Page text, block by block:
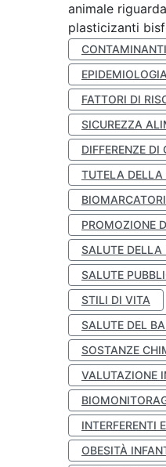
animale
plasticizanti
EPIDEMIOLOGIA
FATTORI DI
SICUREZZA
DIFFERENZE DI
TUTELA DELLA
BIOMARCATORI
PROMOZIONE
SALUTE DELLA
SALUTE
STILI DI VITA
SALUTE DEL
SOSTANZE
VALUTAZIONE
INTERFERENTI
OBESITÀ